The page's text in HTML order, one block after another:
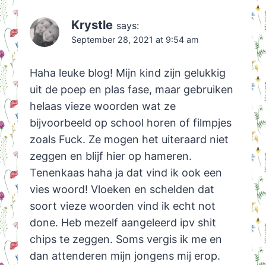
Krystle says:
September 28, 2021 at 9:54 am
Haha leuke blog! Mijn kind zijn gelukkig
uit de poep en plas fase, maar gebruiken
helaas vieze woorden wat ze
bijvoorbeeld op school horen of filmpjes
zoals Fuck. Ze mogen het uiteraard niet
zeggen en blijf hier op hameren.
Tenenkaas haha ja dat vind ik ook een
vies woord! Vloeken en schelden dat
soort vieze woorden vind ik echt not
done. Heb mezelf aangeleerd ipv shit
chips te zeggen. Soms vergis ik me en
dan attenderen mijn jongens mij erop.